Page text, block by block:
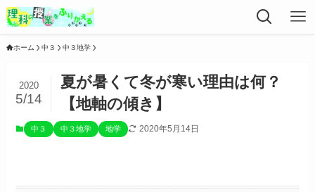
ホーム 中３ 中３地学
夏が暑くて冬が寒い理由は何？
【地軸の傾き】
2020
5/14
中３ 中３地学 地学 2020年5月14日